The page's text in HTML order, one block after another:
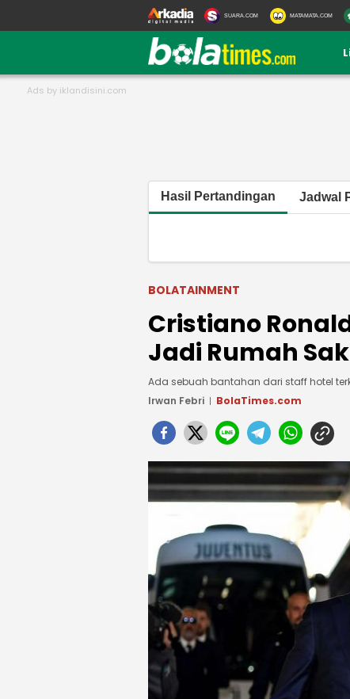
SUARA.COM MATAMATA.COM
Hasil Pertandingan Jadwal
BOLATAINMENT
Cristiano
Jadi Rumah
Ada sebuah bantahan dari staff hotel
Irwan Febri
BolaTimes.com